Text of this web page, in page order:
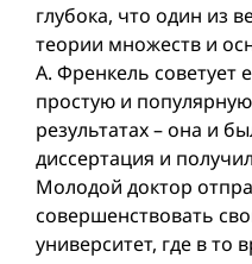
глубока, что один из
теории множеств и
А. Френкель советует
простую и
результатах – она и
диссертация и
Молодой доктор
совершенствовать
университет, где в то